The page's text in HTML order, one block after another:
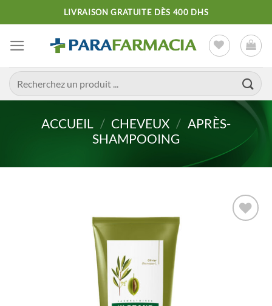
au
contenu
LIVRAISON GRATUITE DÈS 400 DHS
Recherche
pour :
ACCUEIL / CHEVEUX / APRÈS-
SHAMPOOING